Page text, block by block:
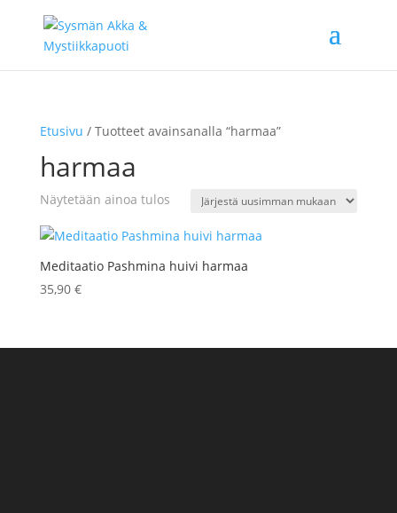
Etusivu / Tuotteet avainsanalla “harmaa”
harmaa
Näytetään ainoa tulos
Meditaatio Pashmina huivi harmaa
35,90 €